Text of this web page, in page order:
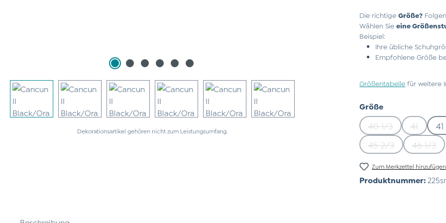
Dekorationsartikel gehören nicht zum Leistungsumfang.
Die richtige Größe?
Wählen Sie eine
Beispiel:
Ihre übliche
Empfohlene Größe
Größentabelle für weitere
Größeauswählen
40 1/3(Diese Option ist
41(Diese
45 2/3(Diese Option ist
46 1/3
Zum Merkzettel hinzufügen
Produktnummer: